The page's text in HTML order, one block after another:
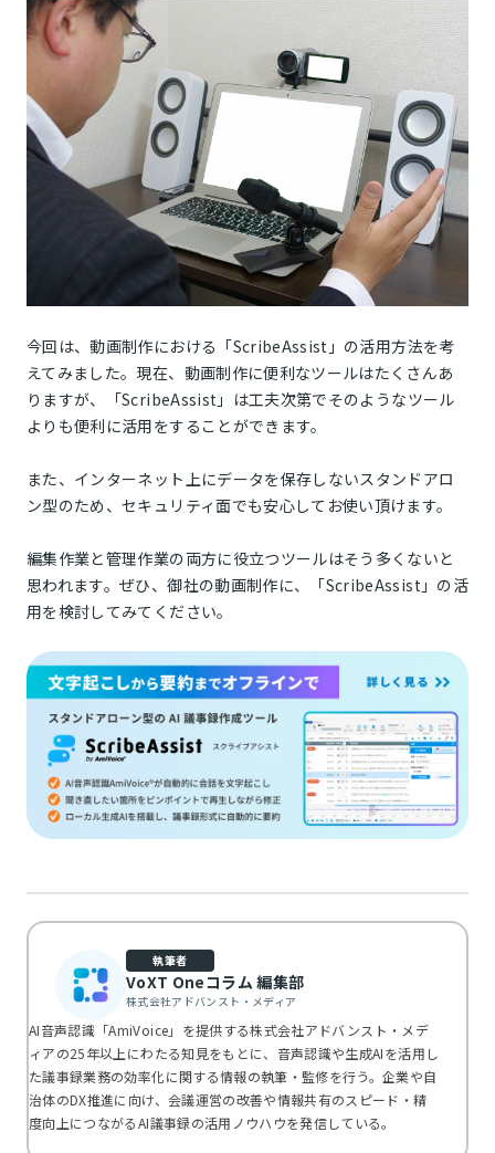
今回は、動画制作における「ScribeAssist」の活用方法を考
えてみました。現在、動画制作に便利なツールはたくさんあ
りますが、「ScribeAssist」は工夫次第でそのようなツール
よりも便利に活用をすることができます。
また、インターネット上にデータを保存しないスタンドアロ
ン型のため、セキュリティ面でも安心してお使い頂けます。
編集作業と管理作業の両方に役立つツールはそう多くないと
思われます。ぜひ、御社の動画制作に、「ScribeAssist」の活
用を検討してみてください。
執筆者
VoXT Oneコラム 編集部
株式会社アドバンスト・メディア
AI音声認識「AmiVoice」を提供する株式会社アドバンスト・メデ
ィアの25年以上にわたる知見をもとに、音声認識や生成AIを活用し
た議事録業務の効率化に関する情報の執筆・監修を行う。企業や自
治体のDX推進に向け、会議運営の改善や情報共有のスピード・精
度向上につながるAI議事録の活用ノウハウを発信している。